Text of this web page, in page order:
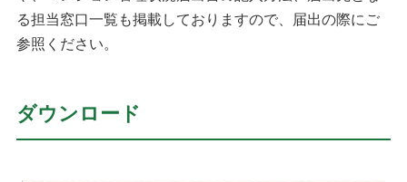
る担当窓口一覧も掲載しておりますので、届出の際にご
参照ください。
ダウンロード